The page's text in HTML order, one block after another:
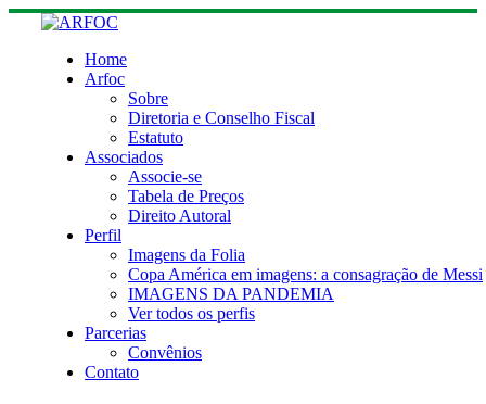
Skip
Home
Arfoc
Sobre
Diretoria e Conselho Fiscal
Estatuto
Associados
Associe-se
Tabela de Preços
Direito Autoral
Perfil
Imagens da Folia
Copa América em imagens: a consagração de Messi
IMAGENS DA PANDEMIA
Ver todos os perfis
Parcerias
Convênios
Contato